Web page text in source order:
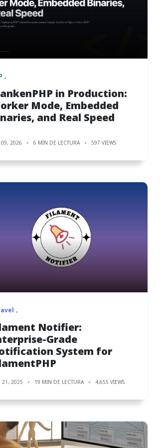
in Production:
Mode, Embedded
and Real Speed
09, 2026 6 MIN DE LECTURA 597 VIEWS
Notifier:
Grade
System for
21, 2025 19 MIN DE LECTURA 4,655 VIEWS